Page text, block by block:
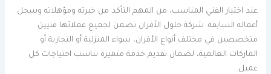
عند اختيار الفني المناسب، من المهم التأكد من خبرته ومؤهلاته وسجل
أعماله السابقة. شركة حلول الأفران تضمن لجميع عملائها فنيين
متخصصين في مختلف أنواع الأفران، سواء المنزلية أو التجارية أو
الماركات العالمية، لضمان تقديم خدمة متميزة تناسب احتياجات كل
عميل.